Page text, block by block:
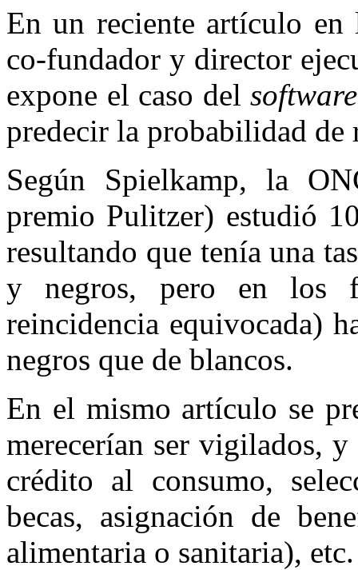
En un reciente artículo
co‐fundador y director
expone el caso delsoftware
predecir la probabilidad de
Según Spielkamp, la
premio Pulitzer) estudió
resultando que tenía una
y negros, pero en los
reincidencia equivocada)
negros que de blancos.
En el mismo artículo se
merecerían ser vigilados,
crédito al consumo,
becas, asignación de
alimentaria o sanitaria),